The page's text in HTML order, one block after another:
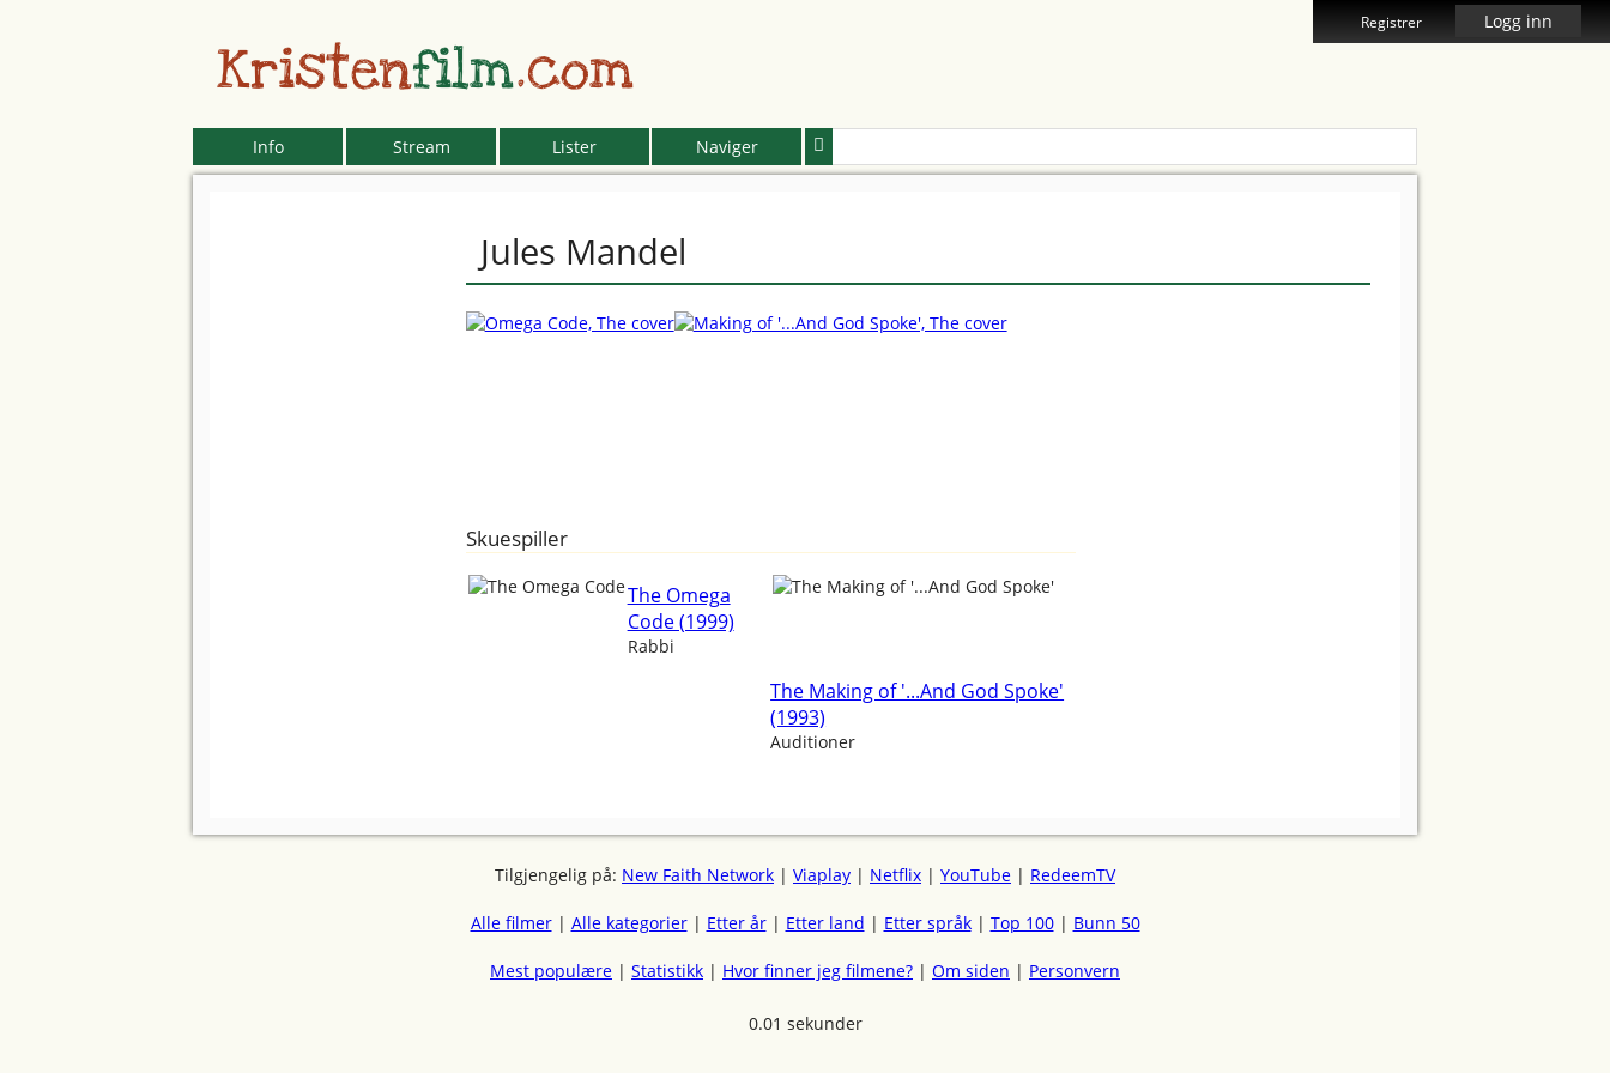
Registrer Logg inn
Kristenfilm.com
Info Stream Lister Naviger
Jules Mandel
Skuespiller
The Omega
Code (1999)
Rabbi
The Making of '...And God Spoke'
(1993)
Auditioner
Tilgjengelig på: New Faith Network | Viaplay | Netflix | YouTube | RedeemTV
Alle filmer| Alle kategorier| Etter år| Etter land | Etter språk| Top 100| Bunn 50
Mest populære | Statistikk | Hvor finner jeg filmene? | Om siden | Personvern
0.01 sekunder